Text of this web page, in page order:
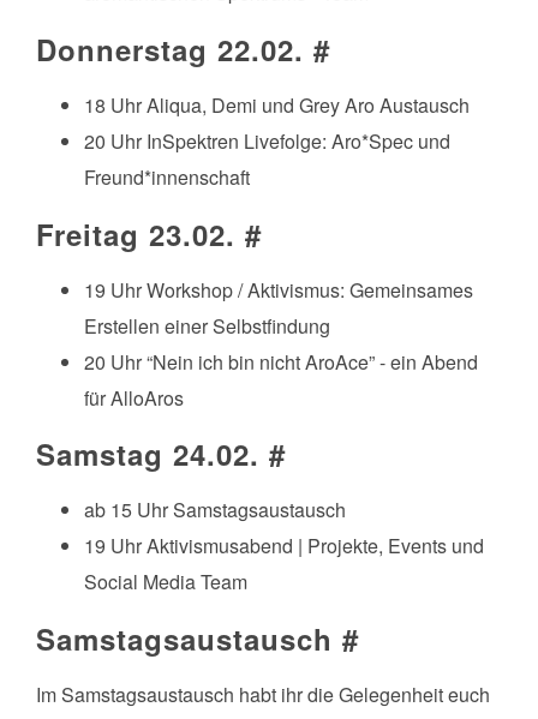
Donnerstag 22.02. #
18 Uhr Aliqua, Demi und Grey Aro Austausch
20 Uhr InSpektren Livefolge: Aro*Spec und
Freund*innenschaft
Freitag 23.02. #
19 Uhr Workshop / Aktivismus: Gemeinsames
Erstellen einer Selbstfindung
20 Uhr “Nein ich bin nicht AroAce” - ein Abend
für AlloAros
Samstag 24.02. #
ab 15 Uhr Samstagsaustausch
19 Uhr Aktivismusabend | Projekte, Events und
Social Media Team
Samstagsaustausch #
Im Samstagsaustausch habt ihr die Gelegenheit euch